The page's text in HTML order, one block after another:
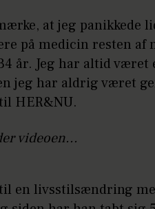
at jeg panikkede
på medicin resten af
år. Jeg har altid været
jeg har aldrig været
HER&NU.
videoen...
en livsstilsændring